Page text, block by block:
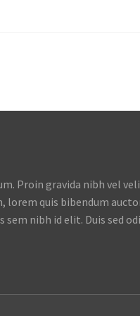
Proin gravida nibh vel
lorem quis bibendum
sem nibh id elit. Duis sed